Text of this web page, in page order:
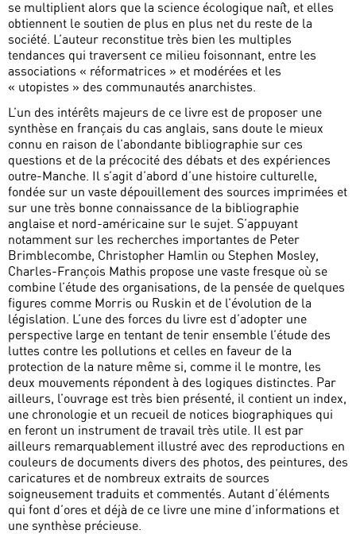
se multiplient alors que la science écologique naît, et elles
obtiennent le soutien de plus en plus net du reste de la
société. L’auteur reconstitue très bien les multiples
tendances qui traversent ce milieu foisonnant, entre les
associations « réformatrices » et modérées et les
« utopistes » des communautés anarchistes.
L’un des intérêts majeurs de ce livre est de proposer une
synthèse en français du cas anglais, sans doute le mieux
connu en raison de l’abondante bibliographie sur ces
questions et de la précocité des débats et des expériences
outre-Manche. Il s’agit d’abord d’une histoire culturelle,
fondée sur un vaste dépouillement des sources imprimées et
sur une très bonne connaissance de la bibliographie
anglaise et nord-américaine sur le sujet. S’appuyant
notamment sur les recherches importantes de Peter
Brimblecombe, Christopher Hamlin ou Stephen Mosley,
Charles-François Mathis propose une vaste fresque où se
combine l’étude des organisations, de la pensée de quelques
figures comme Morris ou Ruskin et de l’évolution de la
législation. L’une des forces du livre est d’adopter une
perspective large en tentant de tenir ensemble l’étude des
luttes contre les pollutions et celles en faveur de la
protection de la nature même si, comme il le montre, les
deux mouvements répondent à des logiques distinctes. Par
ailleurs, l’ouvrage est très bien présenté, il contient un index,
une chronologie et un recueil de notices biographiques qui
en feront un instrument de travail très utile. Il est par
ailleurs remarquablement illustré avec des reproductions en
couleurs de documents divers des photos, des peintures, des
caricatures et de nombreux extraits de sources
soigneusement traduits et commentés. Autant d’éléments
qui font d’ores et déjà de ce livre une mine d’informations et
une synthèse précieuse.